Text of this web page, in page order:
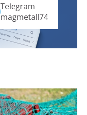
Telegram
magmetall74